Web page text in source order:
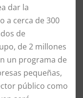
dar la
a cerca de 300
de
de 2 millones
un programa de
pequeñas,
público como